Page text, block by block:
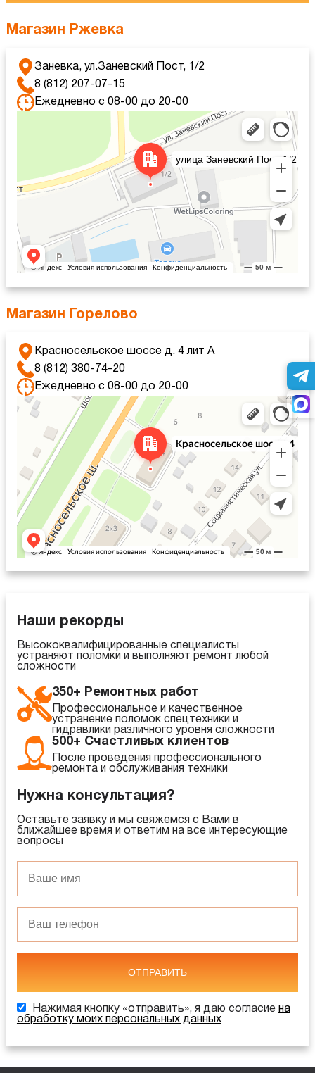
Магазин Ржевка
Заневка, ул.Заневский Пост, 1/2
8 (812) 207-07-15
Ежедневно с 08-00 до 20-00
Яндекс Карты — транспорт, навигация, поиск мест
Магазин Горелово
Красносельское шоссе д. 4 лит А
8 (812) 380-74-20
Ежедневно с 08-00 до 20-00
Санкт‑Петербург
Красносельское шоссе, 4 — Яндекс Карты
Наши рекорды
Высококвалифицированные специалисты
устраняют поломки и выполняют ремонт любой
сложности
350+ Ремонтных работ
Профессиональное и качественное
устранение поломок спецтехники и
гидравлики различного уровня сложности
500+ Счастливых клиентов
После проведения профессионального
ремонта и обслуживания техники
Нужна консультация?
Оставьте заявку и мы свяжемся с Вами в
ближайшее время и ответим на все интересующие
вопросы
ОТПРАВИТЬ
Нажимая кнопку «отправить», я даю согласие на
обработку моих персональных данных